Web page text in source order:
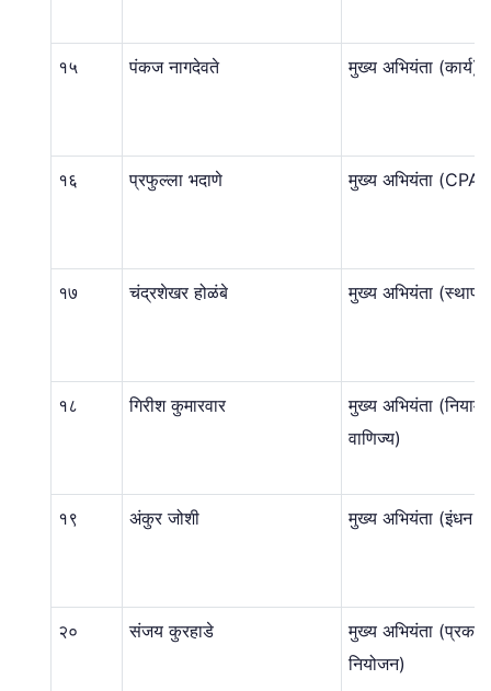
१५ पंकज नागदेवते मुख्य अभियंता (कार्य)
१६ प्रफुल्ला भदाणे मुख्य अभियंता (CPA)
१७ चंद्रशेखर होळंबे मुख्य अभियंता
१८ गिरीश कुमारवार
मुख्य अभियंता
वाणिज्य)
१९ अंकुर जोशी मुख्य अभियंता (इंधन
२० संजय कुरहाडे
मुख्य अभियंता
नियोजन)